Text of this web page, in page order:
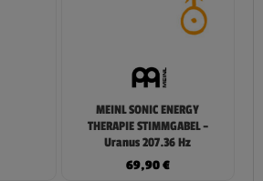
MEINL SONIC ENERGY
THERAPIE STIMMGABEL –
Uranus 207.36 Hz
69,90€